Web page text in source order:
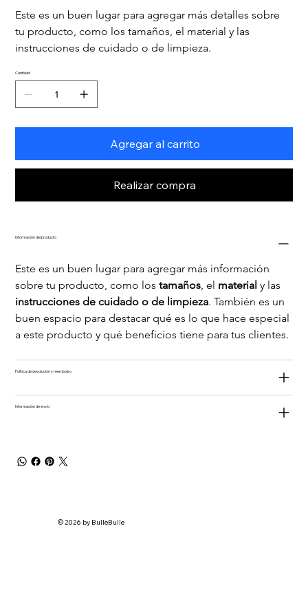
Este es un buen lugar para agregar más detalles sobre
tu producto, como los tamaños, el material y las
instrucciones de cuidado o de limpieza.
Cantidad
Agregar al carrito
Realizar compra
Información del producto
Este es un buen lugar para agregar más información
sobre tu producto, como los tamaños, el material y las
instrucciones de cuidado o de limpieza. También es un
buen espacio para destacar qué es lo que hace especial
a este producto y qué beneficios tiene para tus clientes.
Política de devolución y reembolso
Información de envío
© 2026 by BulleBulle